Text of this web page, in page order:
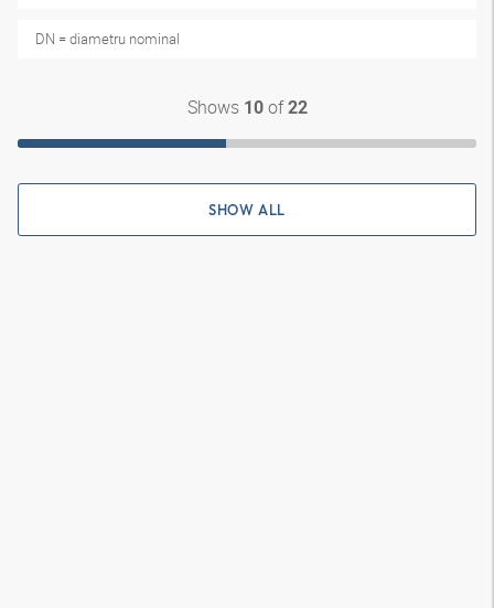
DN = diametru nominal
Shows 10of22
SHOW ALL